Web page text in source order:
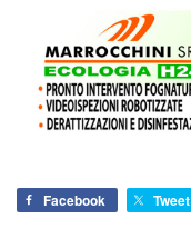
Facebook Tweet